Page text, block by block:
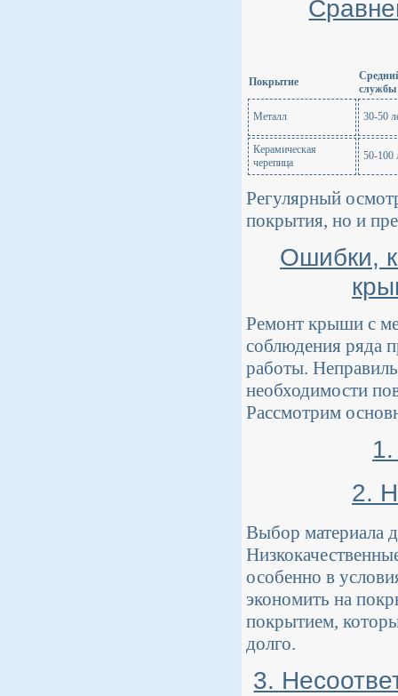
Покрытие
службы
Металл 30-50
Керамическая
черепица
50-100
Регулярный
покрытия, но и
Ошибки,
Ремонт крыши с
соблюдения ряда
работы.
необходимости
Рассмотрим
2.
Выбор материала
особенно в
экономить на
покрытием,
долго.
3.